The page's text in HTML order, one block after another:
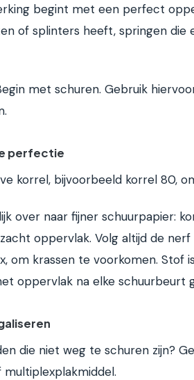
begint met een perfect
of splinters heeft, springen die
met schuren. Gebruik
perfectie
korrel, bijvoorbeeld korrel 80,
over naar fijner schuurpapier:
oppervlak. Volg altijd de
om krassen te voorkomen. Stof
oppervlak na elke schuurbeurt
die niet weg te schuren zijn?